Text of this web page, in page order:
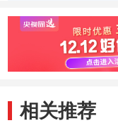
相关推荐